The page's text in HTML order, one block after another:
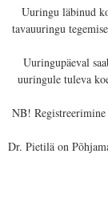
Uuringu läbinud
tavauuringu
Uuringupäeval
uuringule tuleva
NB!
Dr. Pietilä on